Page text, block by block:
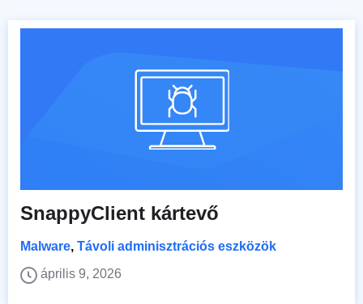
SnappyClient kártevő
Malware, Távoli adminisztrációs eszközök
április 9, 2026